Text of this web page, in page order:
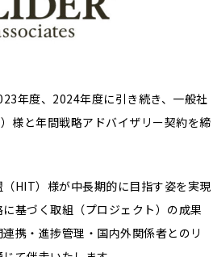
年度、2024年度に引き続き、一般社
様と年間戦略アドバイザリー契約を締
HIT）様が中長期的に目指す姿を実現
基づく取組（プロジェクト）の成果
携・進捗管理・国内外関係者とのリ